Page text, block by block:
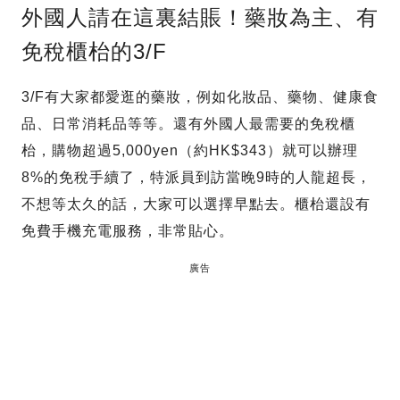
外國人請在這裏結賬！藥妝為主、有
免稅櫃枱的3/F
3/F有大家都愛逛的藥妝，例如化妝品、藥物、健康食
品、日常消耗品等等。還有外國人最需要的免稅櫃
枱，購物超過5,000yen（約HK$343）就可以辦理
8%的免稅手續了，特派員到訪當晚9時的人龍超長，
不想等太久的話，大家可以選擇早點去。櫃枱還設有
免費手機充電服務，非常貼心。
廣告